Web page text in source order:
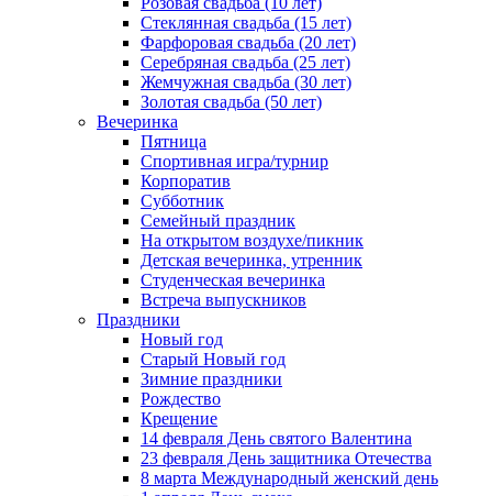
Стеклянная свадьба (15 лет)
Фарфоровая свадьба (20 лет)
Серебряная свадьба (25 лет)
Жемчужная свадьба (30 лет)
Золотая свадьба (50 лет)
Вечеринка
Пятница
Спортивная игра/турнир
Корпоратив
Субботник
Семейный праздник
На открытом воздухе/пикник
Детская вечеринка, утренник
Студенческая вечеринка
Встреча выпускников
Праздники
Новый год
Старый Новый год
Зимние праздники
Рождество
Крещение
14 февраля День святого Валентина
23 февраля День защитника Отечества
8 марта Международный женский день